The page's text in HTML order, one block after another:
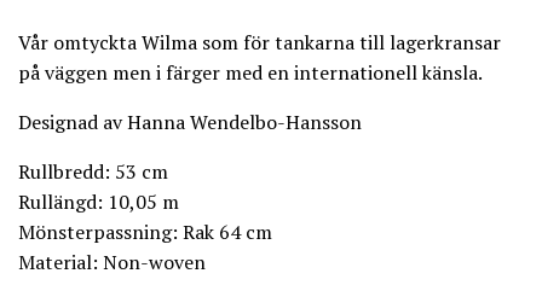
Vår omtyckta Wilma som för tankarna till lagerkransar
på väggen men i färger med en internationell känsla.
Designad av Hanna Wendelbo-Hansson
Rullbredd: 53 cm
Rullängd: 10,05 m
Mönsterpassning: Rak 64 cm
Material: Non-woven